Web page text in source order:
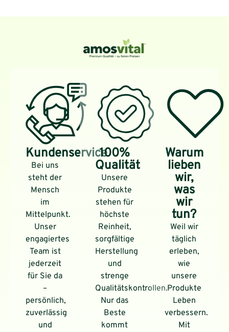
Kundenservice
Bei uns
steht der
Mensch
im
Mittelpunkt.
Unser
engagiertes
Team ist
jederzeit
für Sie da
–
persönlich,
zuverlässig
und
100%
Qualität
Unsere
Produkte
stehen für
höchste
Reinheit,
sorgfältige
Herstellung
und
strenge
Qualitätskontrollen.
Nur das
Beste
kommt
Warum
lieben
wir,
was
wir
tun?
Weil wir
täglich
erleben,
wie
unsere
Produkte
Leben
verbessern.
Mit